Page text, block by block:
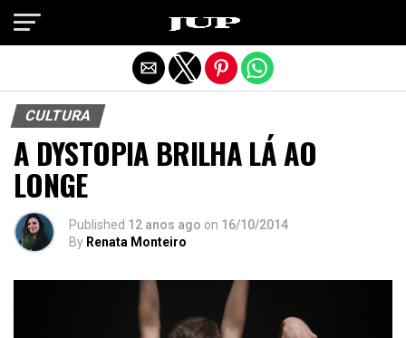
CULTURA
A DYSTOPIA BRILHA LÁ AO
LONGE
Published 12 anos ago on 16/10/2014
By Renata Monteiro
Exit mobile version